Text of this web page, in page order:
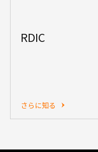
RDIC
さらに知る